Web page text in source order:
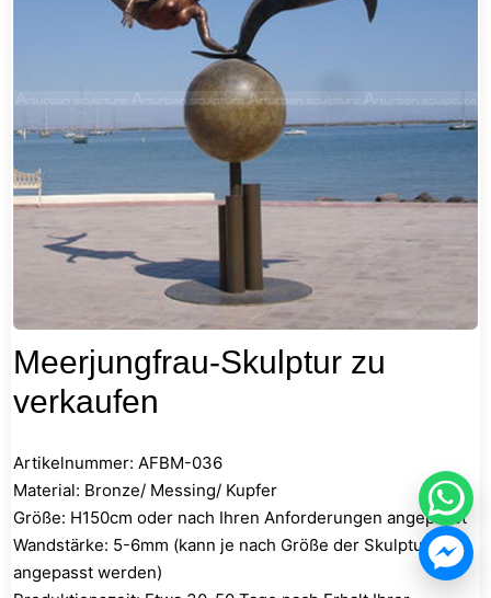
Meerjungfrau-Skulptur zu
verkaufen
Artikelnummer: AFBM-036
Material: Bronze/ Messing/ Kupfer
Größe: H150cm oder nach Ihren Anforderungen angepasst
Wandstärke: 5-6mm (kann je nach Größe der Skulptur
angepasst werden)